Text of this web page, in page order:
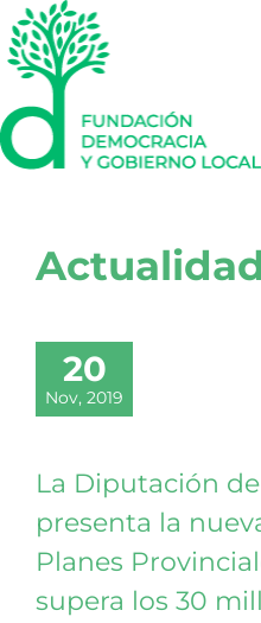
Saltar
al
contenido
20
Nov, 2019
La Diputación
presenta la
Planes
supera los 30